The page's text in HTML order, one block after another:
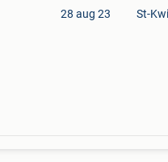
28 aug 23